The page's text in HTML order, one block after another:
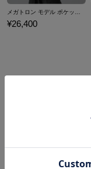
¥26,400